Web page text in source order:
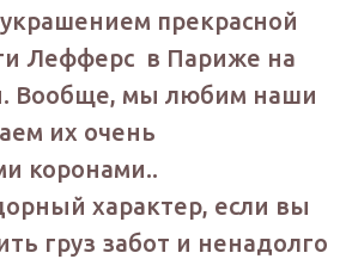
прекрасной
Лефферс в Париже на
Вообще, мы любим наши
их очень
коронами..
характер, если вы
груз забот и ненадолго